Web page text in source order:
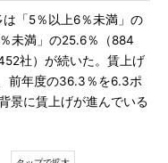
「5％以上6％未満」の
未満」の25.6％（884
社）が続いた。賃上げ
前年度の36.3％を6.3ポ
景に賃上げが進んでいる